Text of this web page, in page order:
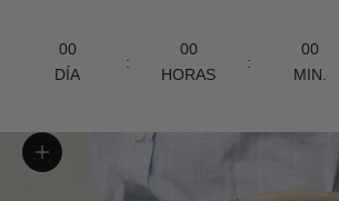
00
DÍA
:
00
HORAS
:
00
MIN.
Zoom